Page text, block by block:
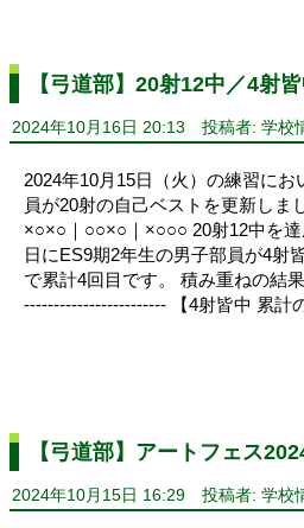
【弓道部】20射12中／4射
2024年10月16日 20:13 投稿者: 学校
2024年10月15日（火）の練習に
員が20射の自己ベストを更新しま
×○×○｜○○×○｜×○○○ 20射12中を
日にES9期2年生の男子部員が4射
で累計4回目です。 積み重ねの結
------------------------ 【4射皆中 累計
【弓道部】アートフェス
2024年10月15日 16:29 投稿者: 学校